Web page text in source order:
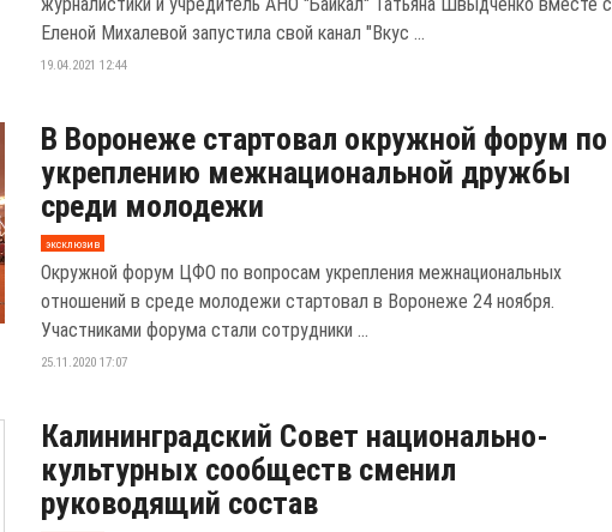
Еленой Михалевой запустила свой канал "Вкус ...
19.04.2021 12:44
В Воронеже стартовал окружной форум по
укреплению межнациональной дружбы
среди молодежи
эксклюзив
Окружной форум ЦФО по вопросам укрепления межнациональных
отношений в среде молодежи стартовал в Воронеже 24 ноября.
Участниками форума стали сотрудники ...
25.11.2020 17:07
Калининградский Совет национально-
культурных сообществ сменил
руководящий состав